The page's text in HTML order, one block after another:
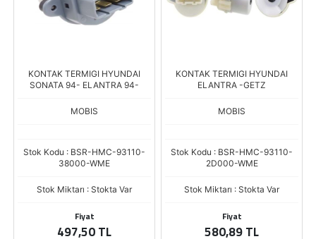
KONTAK TERMIGI HYUNDAI
SONATA 94- ELANTRA 94-
MOBIS
Stok Kodu : BSR-HMC-93110-
38000-WME
Stok Miktarı : Stokta Var
Fiyat
497,50 TL
KONTAK TERMIGI HYUNDAI
ELANTRA -GETZ
MOBIS
Stok Kodu : BSR-HMC-93110-
2D000-WME
Stok Miktarı : Stokta Var
Fiyat
580,89 TL